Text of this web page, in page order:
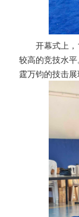
开幕式上
较高的竞技水
霆万钧的技击